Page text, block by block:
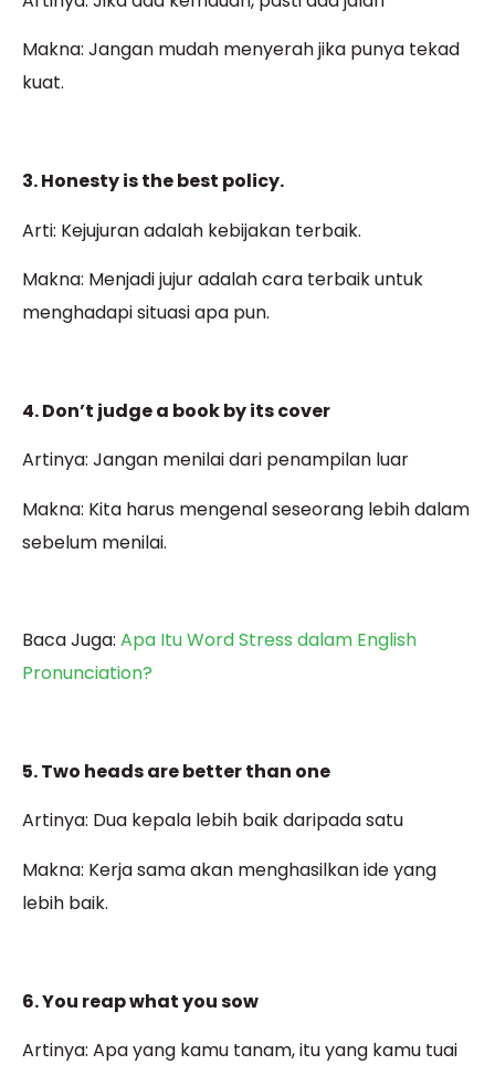
Makna: Jangan mudah menyerah jika punya tekad
kuat.
3. Honesty is the best policy.
Arti: Kejujuran adalah kebijakan terbaik.
Makna: Menjadi jujur adalah cara terbaik untuk
menghadapi situasi apa pun.
4. Don’t judge a book by its cover
Artinya: Jangan menilai dari penampilan luar
Makna: Kita harus mengenal seseorang lebih dalam
sebelum menilai.
Baca Juga: Apa Itu Word Stress dalam English
Pronunciation?
5. Two heads are better than one
Artinya: Dua kepala lebih baik daripada satu
Makna: Kerja sama akan menghasilkan ide yang
lebih baik.
6. You reap what you sow
Artinya: Apa yang kamu tanam, itu yang kamu tuai